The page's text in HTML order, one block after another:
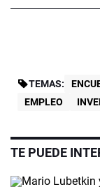
TEMAS:
EMPLEO
TE PUEDE